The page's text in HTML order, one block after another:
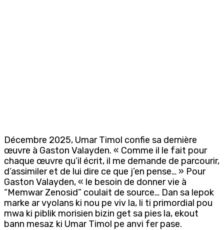
Décembre 2025, Umar Timol confie sa dernière
œuvre à Gaston Valayden. « Comme il le fait pour
chaque œuvre qu’il écrit, il me demande de parcourir,
d’assimiler et de lui dire ce que j’en pense… » Pour
Gaston Valayden, « le besoin de donner vie à
“Memwar Zenosid” coulait de source… Dan sa lepok
marke ar vyolans ki nou pe viv la, li ti primordial pou
mwa ki piblik morisien bizin get sa pies la, ekout
bann mesaz ki Umar Timol pe anvi fer pase.